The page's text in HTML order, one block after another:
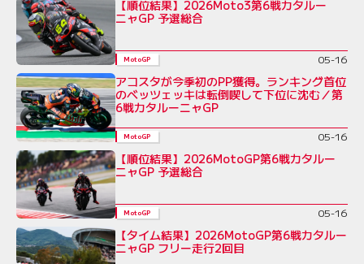
【順位結果】2026Moto3第6戦カタルー
ニャGP 予選総合
MotoGP 05-16
アコスタが今季初のPP獲得。ランキング首位
のベッツェッキは転倒喫して下位に沈む／第
6戦カタルーニャGP
MotoGP 05-16
【順位結果】2026MotoGP第6戦カタルー
ニャGP 予選総合
MotoGP 05-16
【タイム結果】2026MotoGP第6戦カタルー
ニャGP フリー走行2回目